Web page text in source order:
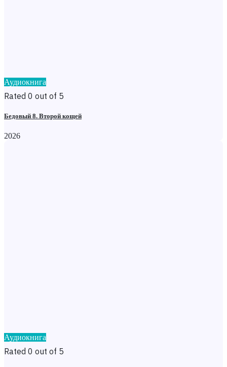
Аудиокнига
Rated 0 out of 5
Бедовый 8. Второй кощей
2026
Аудиокнига
Rated 0 out of 5